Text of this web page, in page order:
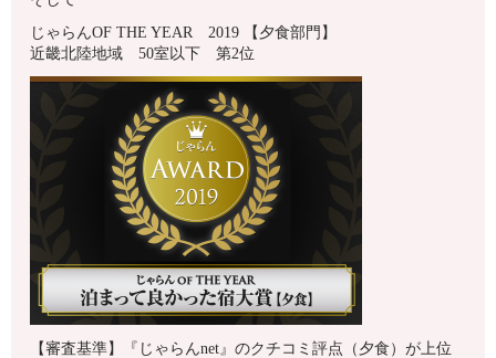
じゃらんOF THE YEAR 2019 【夕食部門】
近畿北陸地域 50室以下 第2位
【審査基準】『じゃらんnet』のクチコミ評点（夕食）が上位